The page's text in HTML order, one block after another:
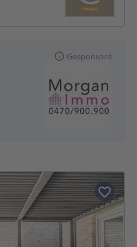
Gesponsord